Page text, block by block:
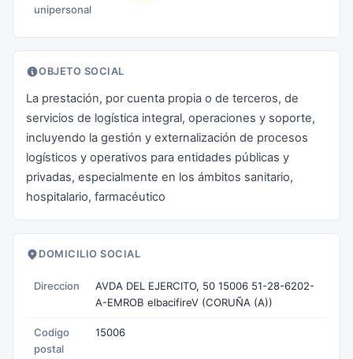
unipersonal
OBJETO SOCIAL
La prestación, por cuenta propia o de terceros, de
servicios de logística integral, operaciones y soporte,
incluyendo la gestión y externalización de procesos
logísticos y operativos para entidades públicas y
privadas, especialmente en los ámbitos sanitario,
hospitalario, farmacéutico
DOMICILIO SOCIAL
Direccion
AVDA DEL EJERCITO, 50 15006 51-28-6202-
A-EMROB elbacifireV (CORUÑA (A))
Codigo
postal
15006